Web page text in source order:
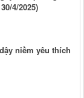
4/2025)
niềm yêu thích